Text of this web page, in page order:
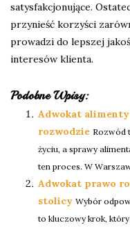
satysfakcjonujące.
przynieść korzyści
prowadzi do lepszej
interesów klienta.
Podobne Wpisy:
Adwokat
rozwodzie Rozwód
życiu, a sprawy
ten proces. W
Adwokat prawo
stolicy Wybór
to kluczowy krok,